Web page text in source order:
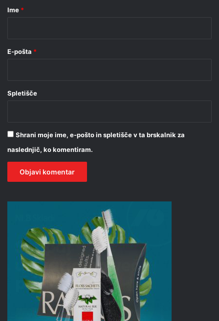
rIme *
E-pošta *
Spletišče
Shrani moje ime, e-pošto in spletišče v ta brskalnik za
naslednjič, ko komentiram.